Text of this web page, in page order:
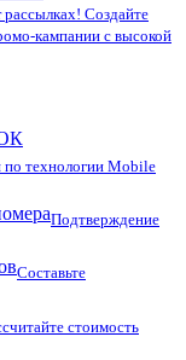
Создайте
кампании с высокой
технологии Mobile
Подтверждение
Составьте
стоимость